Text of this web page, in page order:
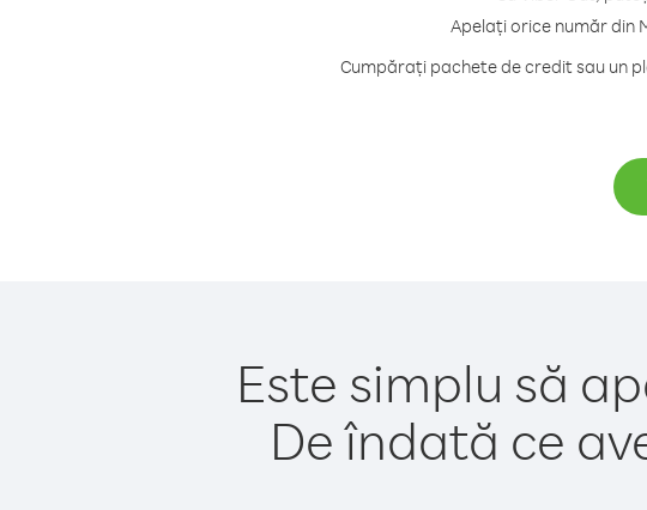
Apelați orice număr din
Cumpărați pachete de credit sau un
Este simplu să
De îndată ce